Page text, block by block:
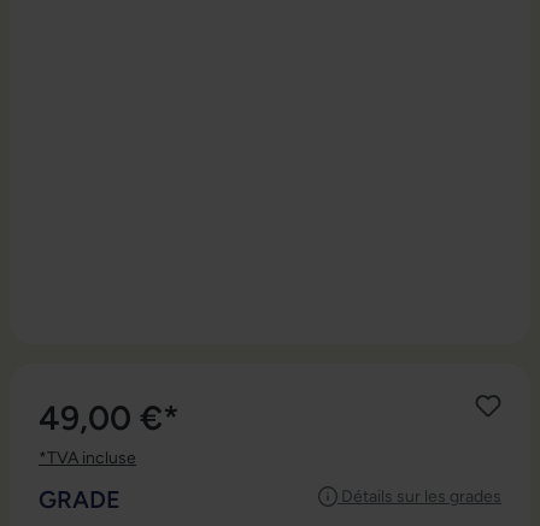
49,00 €*
*TVA incluse
Détails sur les grades
SÉLECTIONNEZ
GRADE